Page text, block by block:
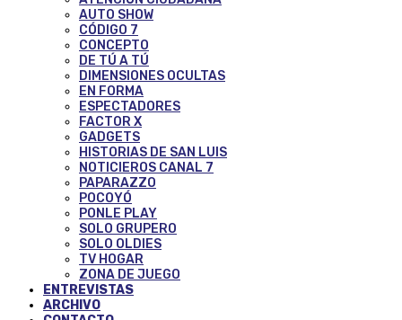
AUTO SHOW
CÓDIGO 7
CONCEPTO
DE TÚ A TÚ
DIMENSIONES OCULTAS
EN FORMA
ESPECTADORES
FACTOR X
GADGETS
HISTORIAS DE SAN LUIS
NOTICIEROS CANAL 7
PAPARAZZO
POCOYÓ
PONLE PLAY
SOLO GRUPERO
SOLO OLDIES
TV HOGAR
ZONA DE JUEGO
ENTREVISTAS
ARCHIVO